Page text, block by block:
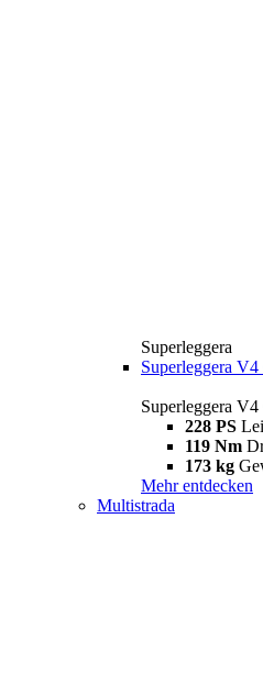
Superleggera
Superleggera
Superleggera
228 PS
119 Nm
173 kg
Mehr entdecken
Multistrada